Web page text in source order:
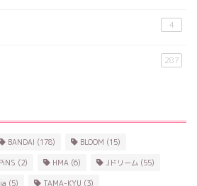
4
287
BANDAI (178) BLOOM (15)
(2) HMA (6) Jドリーム (55)
(5) TAMA-KYU (3)